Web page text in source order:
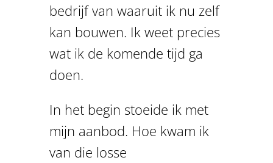
bedrijf van waaruit ik nu zelf
kan bouwen. Ik weet precies
wat ik de komende tijd ga
doen.
In het begin stoeide ik met
mijn aanbod. Hoe kwam ik
van die losse